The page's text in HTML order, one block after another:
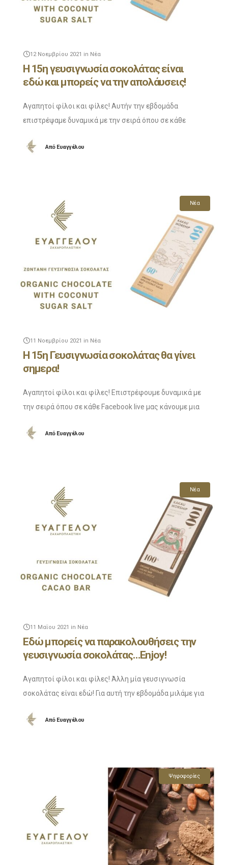
12 Νοεμβρίου 2021 in Νέα
Η 15η γευσιγνωσία σοκολάτας είναι
εδώ και μπορείς να την απολάυσεις!
Αγαπητοί φίλοι και φίλες! Αυτήν την εβδομάδα
επιστρέψαμε δυναμικά με την σειρά όπου σε κάθε
ιδιαίτερης σοκολάτας! Για αυτή την εβδομάδα μιλάμε
ΑπόΕυαγγέλου
Νέα
11 Νοεμβρίου 2021 in Νέα
Η 15η Γευσιγνωσία σοκολάτας θα γίνει
σημερα!
Αγαπητοί φίλοι και φίλες! Επιστρέφουμε δυναμικά με
την σειρά όπου σε κάθε Facebook live μας κάνουμε μια
εβδομάδα μιλάμε για την σοκολάτα kakau
ΑπόΕυαγγέλου
Νέα
11 Μαΐου 2021 in Νέα
Εδώ μπορείς να παρακολουθήσεις την
γευσιγνωσία σοκολάτας…Enjoy!
Αγαπητοί φίλοι και φίλες! Άλλη μία γευσιγνωσία
σοκολάτας είναι εδώ! Για αυτή την εβδομάδα μιλάμε για
100% κακαόμαζα. Δείτε το βίντεο και stay tuned
ΑπόΕυαγγέλου
Ψηφοφορίες